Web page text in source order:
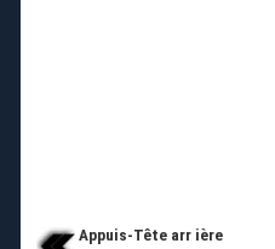
Appuis-Tête arr ière